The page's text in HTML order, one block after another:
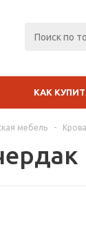
КАК
мебель -